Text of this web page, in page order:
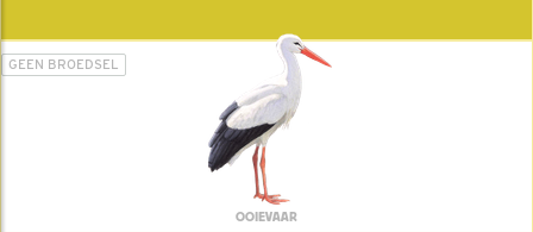
GEEN BROEDSEL
OOIEVAAR